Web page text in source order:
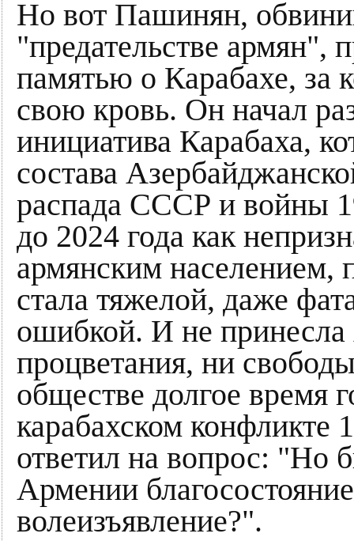
Но вот Пашинян,
"предательстве армян",
памятью о Карабахе, за
свою кровь. Он начал
инициатива Карабаха,
состава
распада СССР и войны
до 2024 года как
армянским
стала тяжелой, даже
ошибкой. И не
процветания, ни
обществе долгое время
карабахском конфликте
ответил на вопрос: "Но
Армении
волеизъявление?".